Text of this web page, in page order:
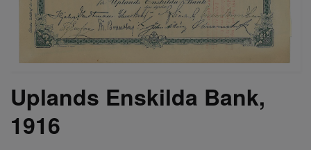
Uplands Enskilda Bank,
1916